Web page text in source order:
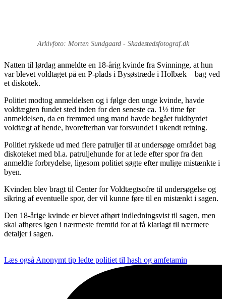
Arkivfoto: Morten Sundgaard - Skadestedsfotograf.dk
Natten til lørdag anmeldte en 18-årig kvinde fra Svinninge, at hun
var blevet voldtaget på en P-plads i Bysøstræde i Holbæk – bag ved
et diskotek.
Politiet modtog anmeldelsen og i følge den unge kvinde, havde
voldtægten fundet sted inden for den seneste ca. 1½ time før
anmeldelsen, da en fremmed ung mand havde begået fuldbyrdet
voldtægt af hende, hvorefterhan var forsvundet i ukendt retning.
Politiet rykkede ud med flere patruljer til at undersøge området bag
diskoteket med bl.a. patruljehunde for at lede efter spor fra den
anmeldte forbrydelse, ligesom politiet søgte efter mulige mistænkte i
byen.
Kvinden blev bragt til Center for Voldtægtsofre til undersøgelse og
sikring af eventuelle spor, der vil kunne føre til en mistænkt i sagen.
Den 18-årige kvinde er blevet afhørt indledningsvist til sagen, men
skal afhøres igen i nærmeste fremtid for at få klarlagt til nærmere
detaljer i sagen.
Læs også Anonymt tip ledte politiet til hash og amfetamin